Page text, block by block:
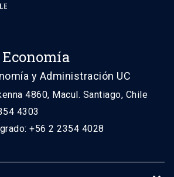
y Administración UC
4860, Macul. Santiago, Chile
4303
+56 2 2354 4028